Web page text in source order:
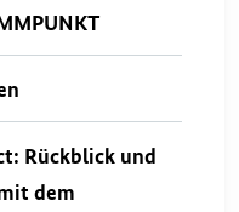
Rückblick und
dem